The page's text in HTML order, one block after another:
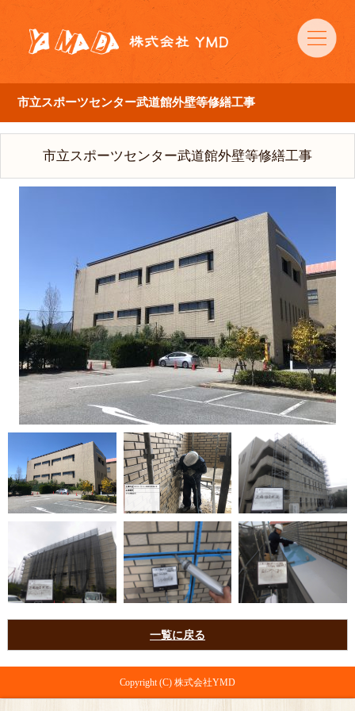
市立スポーツセンター武道館外壁等修繕工事
市立スポーツセンター武道館外壁等修繕工事
一覧に戻る
Copyright (C) 株式会社YMD